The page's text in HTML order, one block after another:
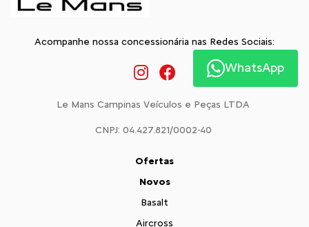
Acompanhe nossa concessionária nas Redes Sociais:
Le Mans Campinas Veículos e Peças LTDA
CNPJ: 04.427.821/0002-40
Ofertas
Novos
Basalt
Aircross
WhatsApp